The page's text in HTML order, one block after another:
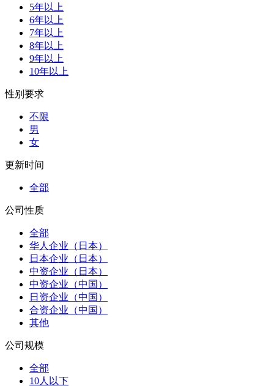
5年以上
6年以上
7年以上
8年以上
9年以上
10年以上
性别要求
不限
男
女
更新时间
全部
公司性质
全部
华人企业（日本）
日本企业（日本）
中资企业（日本）
中资企业（中国）
日资企业（中国）
合资企业（中国）
其他
公司规模
全部
10人以下